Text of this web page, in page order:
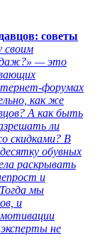
советы
своим
— это
форумах
как же
А как быть
ли
скидками? В
обувных
раскрывать
и
мы
и
не